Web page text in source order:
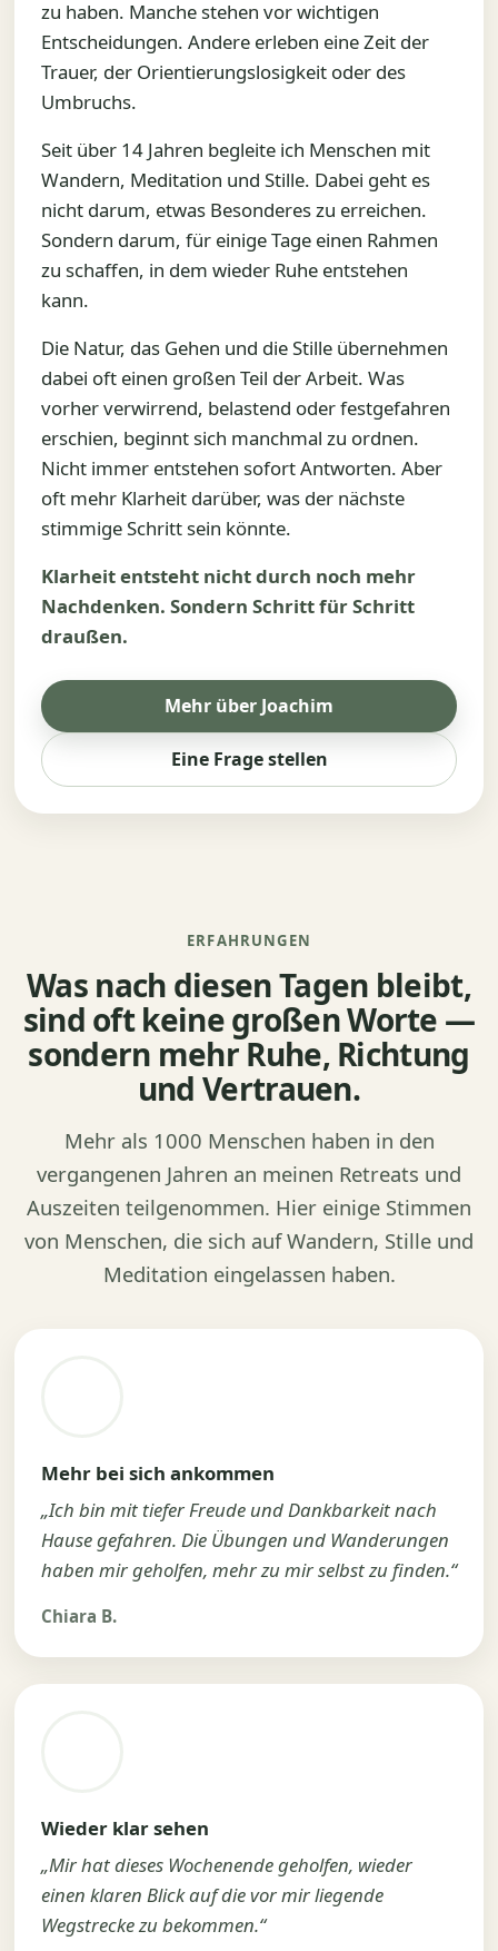
zu haben. Manche stehen vor wichtigen
Entscheidungen. Andere erleben eine Zeit der
Trauer, der Orientierungslosigkeit oder des
Umbruchs.
Seit über 14 Jahren begleite ich Menschen mit
Wandern, Meditation und Stille. Dabei geht es
nicht darum, etwas Besonderes zu erreichen.
Sondern darum, für einige Tage einen Rahmen
zu schaffen, in dem wieder Ruhe entstehen
kann.
Die Natur, das Gehen und die Stille übernehmen
dabei oft einen großen Teil der Arbeit. Was
vorher verwirrend, belastend oder festgefahren
erschien, beginnt sich manchmal zu ordnen.
Nicht immer entstehen sofort Antworten. Aber
oft mehr Klarheit darüber, was der nächste
stimmige Schritt sein könnte.
Klarheit entsteht nicht durch noch mehr
Nachdenken. Sondern Schritt für Schritt
draußen.
Mehr über Joachim
Eine Frage stellen
ERFAHRUNGEN
Was nach diesen Tagen bleibt,
sind oft keine großen Worte —
sondern mehr Ruhe, Richtung
und Vertrauen.
Mehr als 1000 Menschen haben in den
vergangenen Jahren an meinen Retreats und
Auszeiten teilgenommen. Hier einige Stimmen
von Menschen, die sich auf Wandern, Stille und
Meditation eingelassen haben.
Mehr bei sich ankommen
„Ich bin mit tiefer Freude und Dankbarkeit nach
Hause gefahren. Die Übungen und Wanderungen
haben mir geholfen, mehr zu mir selbst zu finden.“
Chiara B.
Wieder klar sehen
„Mir hat dieses Wochenende geholfen, wieder
einen klaren Blick auf die vor mir liegende
Wegstrecke zu bekommen.“